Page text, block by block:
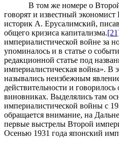
В том же номере о
говорят и известный экономист
историк А. Ерусалимский,
общего кризиса капитализма.
империалистической войне за
упоминалось и в статье о
редакционной статье под
империалистическая война». В
назывались неизбежным
действительности и
виновниках. Выделялись там
империалистической войны с
обращается внимание, на
первые выстрелы Второй
Осенью 1931 года японский